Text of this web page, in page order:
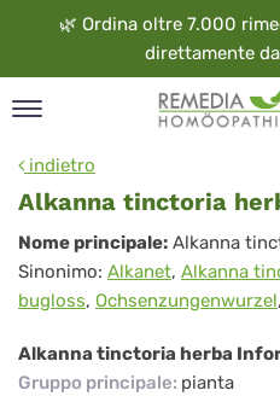
🌿 Ordina oltre 7.000
direttamente
indietro
Alkanna tinctoria
Alkanna
tinctoria
herba
Nome principale: Alkanna
Sinonimo: Alkanet, Alkanna
bugloss, Ochsenzungenwurzel,
Alkanna tinctoria herba
Gruppo principale: pianta